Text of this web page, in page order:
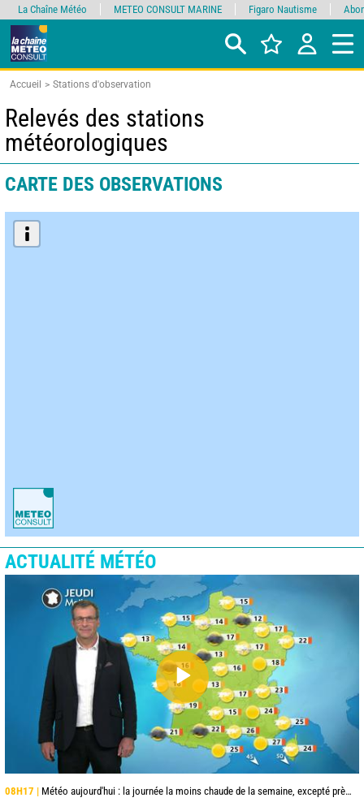
Accueil Stations d'observation
Relevés des stations
météorologiques
CARTE DES OBSERVATIONS
ACTUALITÉ MÉTÉO
08H17 | Météo aujourd'hui : la journée la moins chaude de la semaine, excepté près de la Méditerranée
La Chaîne Météo METEO CONSULT MARINE Figaro Nautisme